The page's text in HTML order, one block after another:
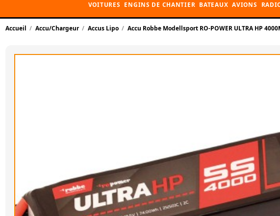
VOITURES ENGINS DE CHANTIER BATEAUX AVIONS
Accueil Accu/Chargeur Accus Lipo Accu Robbe Modellsport RO-POWER ULTRA HP